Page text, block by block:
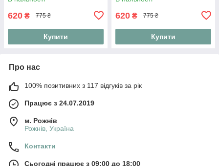
620 ₴ 775 ₴
Купити
620 ₴ 775 ₴
Купити
Про нас
100% позитивних з 117 відгуків за рік
Працює з 24.07.2019
м. Рожнів
Рожнів, Україна
Контакти
Сьогодні працює з 09:00 до 18:00